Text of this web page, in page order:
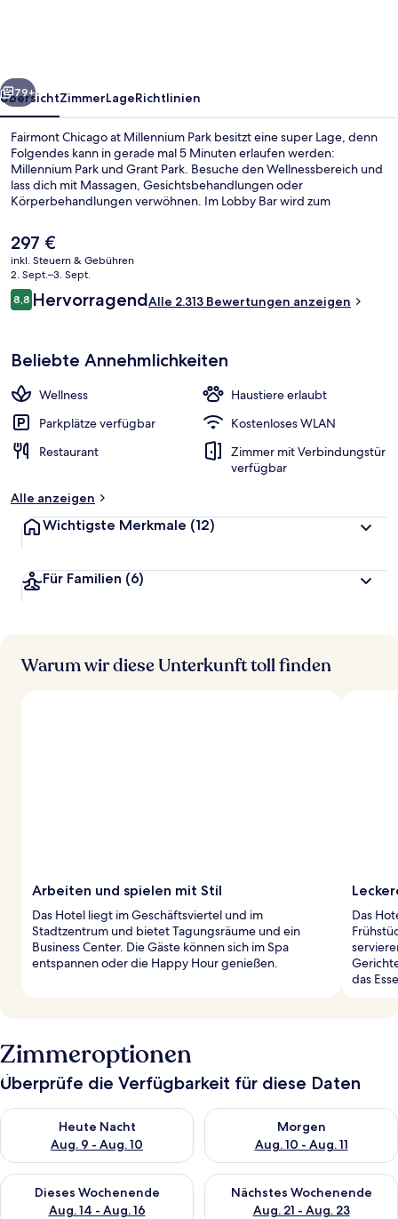
Weiter
79+
ÜbersichtZimmerLageRichtlinien
Fairmont Chicago at Millennium Park besitzt eine super Lage, denn
Folgendes kann in gerade mal 5 Minuten erlaufen werden:
Millennium Park und Grant Park. Besuche den Wellnessbereich und
lass dich mit Massagen, Gesichtsbehandlungen oder
Körperbehandlungen verwöhnen. Im Lobby Bar wird zum
serviert. Als weitere Highlights bietet dieses Hotel im luxuriösen Stil
einen rund um die Uhr geöffneten Fitnessbereich, einen
Fitnessbereich und 2 Bars/Lounges. Andere Reisende lieben das
hilfsbereite Personal und die zentrale Lage. Die öffentlichen
Verkehrsmittel sind nur einen kurzen Fußmarsch entfernt: Zur
Station Randolph-Wabash sind es 7 Minuten und zur Station State 8
Der
aktuelle
Preis
beträgt
297 €.
297 €
inkl. Steuern & Gebühren
2. Sept.–3. Sept.
Bewertungen
8,88,8 von 10.
HervorragendAlle 2.313 Bewertungen anzeigen
Beliebte Annehmlichkeiten
Wellness
Haustiere erlaubt
Parkplätze verfügbar
Kostenloses WLAN
Restaurant
Zimmer mit Verbindungstür
verfügbar
Alle anzeigen
Wichtigste Merkmale (12)
Für Familien (6)
Warum wir diese Unterkunft toll finden
Arbeiten und spielen mit Stil
Das Hotel liegt im Geschäftsviertel und im
Stadtzentrum und bietet Tagungsräume und ein
Business Center. Die Gäste können sich im Spa
entspannen oder die Happy Hour genießen.
Das
das
Zimmeroptionen
Überprüfe die Verfügbarkeit für diese Daten
Heute Nacht
Aug. 9 - Aug. 10
Überprüfe die Verfügbarkeit für heute Nacht, Aug. 9 - Aug.
Morgen
Aug. 10 - Aug. 11
Überprüfe die Verfügbarkeit
Dieses Wochenende
Aug. 14 - Aug. 16
Überprüfe die Verfügbarkeit für dieses Wochenende, Aug. 14
Nächstes Wochenende
Aug. 21 - Aug. 23
Überprüfe die Verfügbarkeit